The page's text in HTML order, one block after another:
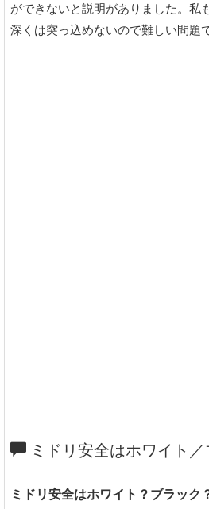
ができないと説明がありました。私
深くは突っ込めないので難しい問題
ミドリ安全はホワイト／
ミドリ安全はホワイト？ブラック